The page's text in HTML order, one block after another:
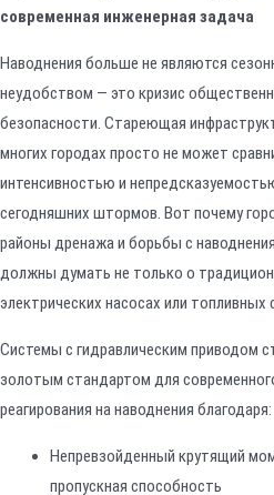
современная инженерная задача
Наводнения больше не являются
неудобством — это кризис
безопасности. Стареющая
многих городах просто не может
интенсивностью и
сегодняшних штормов. Вот почему
районы дренажа и борьбы с
должны думать не только о
электрических насосах или топливных
Системы с гидравлическим приводом
золотым стандартом для
реагирования на наводнения благодаря:
Непревзойденный крутящий
пропускная способность